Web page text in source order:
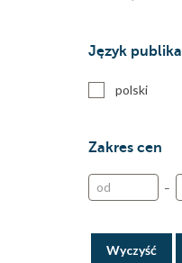
Język
polski
Zakres cen
–
Wyczyść